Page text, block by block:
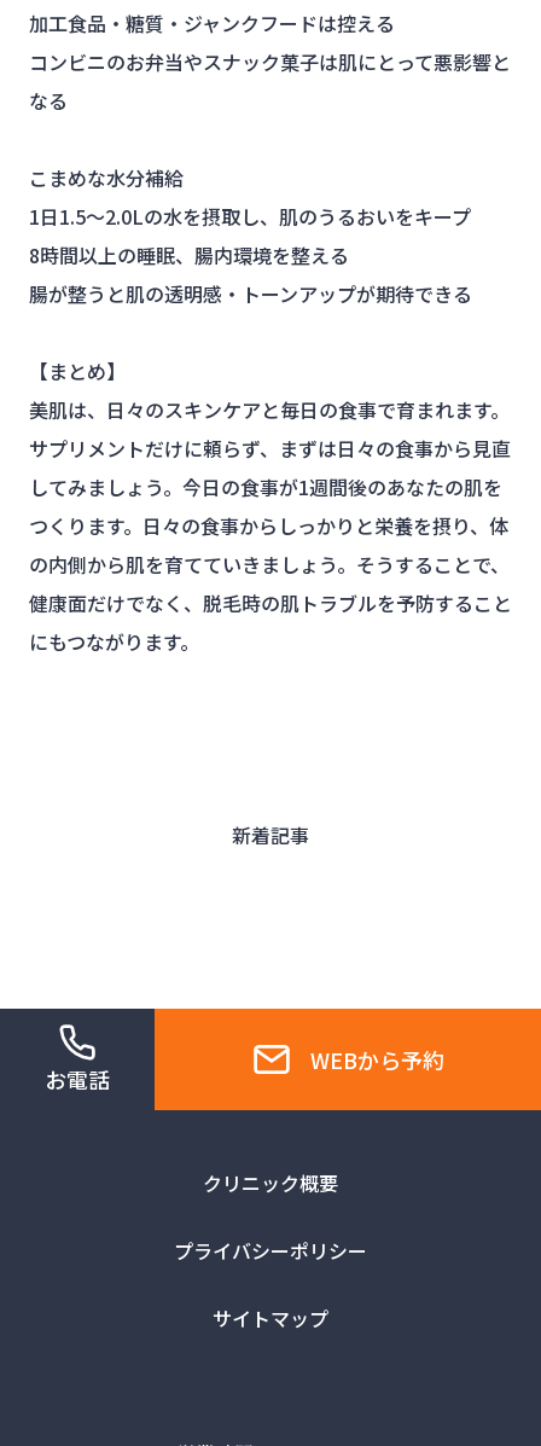
加工食品・糖質・ジャンクフードは控える
コンビニのお弁当やスナック菓子は肌にとって悪影響と
なる
こまめな水分補給
1日1.5～2.0Lの水を摂取し、肌のうるおいをキープ
8時間以上の睡眠、腸内環境を整える
腸が整うと肌の透明感・トーンアップが期待できる
【まとめ】
美肌は、日々のスキンケアと毎日の食事で育まれます。
サプリメントだけに頼らず、まずは日々の食事から見直
してみましょう。今日の食事が1週間後のあなたの肌を
つくります。日々の食事からしっかりと栄養を摂り、体
の内側から肌を育てていきましょう。そうすることで、
健康面だけでなく、脱毛時の肌トラブルを予防すること
にもつながります。
新着記事
お電話
WEBから予約
クリニック概要
プライバシーポリシー
サイトマップ